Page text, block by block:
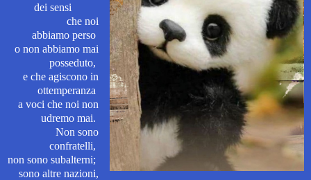
dei sensi
che noi
abbiamo perso
o non abbiamo mai
posseduto,
e che agiscono in
ottemperanza
a voci che noi non
udremo mai.
Non sono
confratelli,
non sono subalterni;
sono altre nazioni,